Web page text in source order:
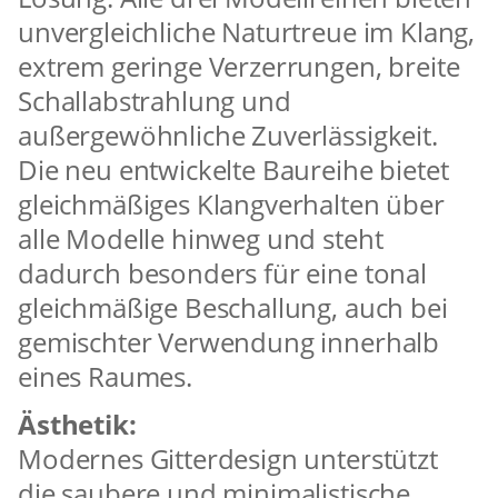
unvergleichliche Naturtreue im Klang,
extrem geringe Verzerrungen, breite
Schallabstrahlung und
außergewöhnliche Zuverlässigkeit.
Die neu entwickelte Baureihe bietet
gleichmäßiges Klangverhalten über
alle Modelle hinweg und steht
dadurch besonders für eine tonal
gleichmäßige Beschallung, auch bei
gemischter Verwendung innerhalb
eines Raumes.
Ästhetik:
Modernes Gitterdesign unterstützt